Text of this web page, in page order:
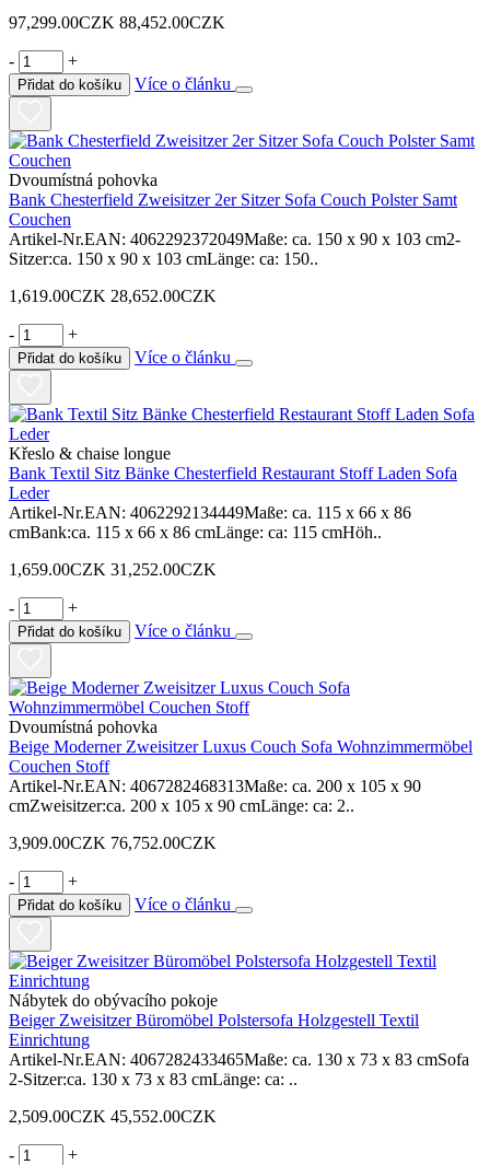
97,299.00CZK 88,452.00CZK
- +
Přidat do košíku Více o článku
Dvoumístná pohovka
Bank Chesterfield Zweisitzer 2er Sitzer Sofa Couch Polster Samt
Couchen
Artikel-Nr.EAN: 4062292372049Maße: ca. 150 x 90 x 103 cm2-
Sitzer:ca. 150 x 90 x 103 cmLänge: ca: 150..
1,619.00CZK 28,652.00CZK
- +
Přidat do košíku Více o článku
Křeslo & chaise longue
Bank Textil Sitz Bänke Chesterfield Restaurant Stoff Laden Sofa
Leder
Artikel-Nr.EAN: 4062292134449Maße: ca. 115 x 66 x 86
cmBank:ca. 115 x 66 x 86 cmLänge: ca: 115 cmHöh..
1,659.00CZK 31,252.00CZK
- +
Přidat do košíku Více o článku
Dvoumístná pohovka
Beige Moderner Zweisitzer Luxus Couch Sofa Wohnzimmermöbel
Couchen Stoff
Artikel-Nr.EAN: 4067282468313Maße: ca. 200 x 105 x 90
cmZweisitzer:ca. 200 x 105 x 90 cmLänge: ca: 2..
3,909.00CZK 76,752.00CZK
- +
Přidat do košíku Více o článku
Nábytek do obývacího pokoje
Beiger Zweisitzer Büromöbel Polstersofa Holzgestell Textil
Einrichtung
Artikel-Nr.EAN: 4067282433465Maße: ca. 130 x 73 x 83 cmSofa
2-Sitzer:ca. 130 x 73 x 83 cmLänge: ca: ..
2,509.00CZK 45,552.00CZK
- +